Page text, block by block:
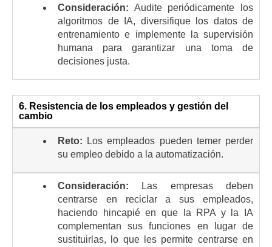
Consideración: Audite periódicamente los
algoritmos de IA, diversifique los datos de
entrenamiento e implemente la supervisión
humana para garantizar una toma de
decisiones justa.
6. Resistencia de los empleados y gestión del
cambio
Reto: Los empleados pueden temer perder
su empleo debido a la automatización.
Consideración: Las empresas deben
centrarse en reciclar a sus empleados,
haciendo hincapié en que la RPA y la IA
complementan sus funciones en lugar de
sustituirlas, lo que les permite centrarse en